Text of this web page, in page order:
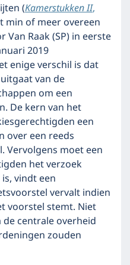
(Kamerstukken II,
min of meer overeen
Raak (SP) in eerste
2019
enige verschil is dat
van de
om een
De kern van het
een
over een reeds
Vervolgens moet een
het verzoek
vindt een
vervalt indien
voorstel stemt. Niet
centrale overheid
zouden